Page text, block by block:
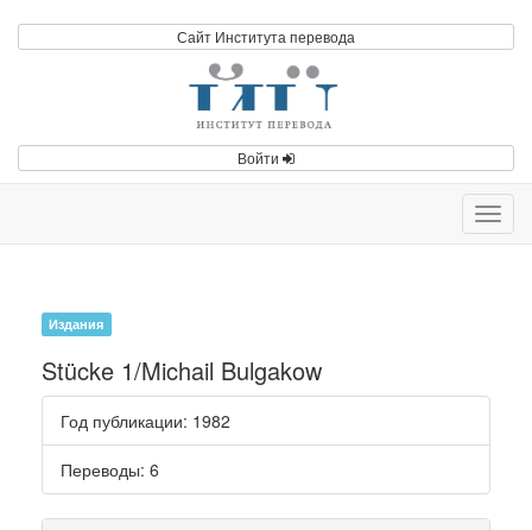
Сайт Института перевода
Войти
Издания
Stücke 1/Michail Bulgakow
Год публикации: 1982
Переводы: 6